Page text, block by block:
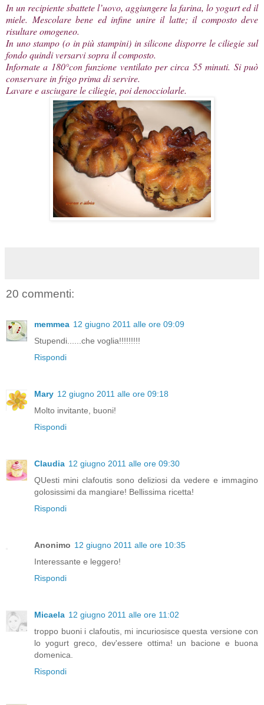
In un recipiente sbattete l’uovo, aggiungere la farina, lo yogurt ed il
miele. Mescolare bene ed infine unire il latte; il composto deve
risultare omogeneo.
In uno stampo (o in più stampini) in silicone disporre le ciliegie sul
fondo quindi versarvi sopra il composto.
Infornate a 180°con funzione ventilato per circa 55 minuti. Si può
conservare in frigo prima di servire.
Lavare e asciugare le ciliegie, poi denocciolarle.
20 commenti:
memmea 12 giugno 2011 alle ore 09:09
Stupendi......che voglia!!!!!!!!!
Rispondi
Mary 12 giugno 2011 alle ore 09:18
Molto invitante, buoni!
Rispondi
Claudia 12 giugno 2011 alle ore 09:30
QUesti mini clafoutis sono deliziosi da vedere e immagino
golosissimi da mangiare! Bellissima ricetta!
Rispondi
Anonimo 12 giugno 2011 alle ore 10:35
Interessante e leggero!
Rispondi
Micaela 12 giugno 2011 alle ore 11:02
troppo buoni i clafoutis, mi incuriosisce questa versione con
lo yogurt greco, dev'essere ottima! un bacione e buona
domenica.
Rispondi